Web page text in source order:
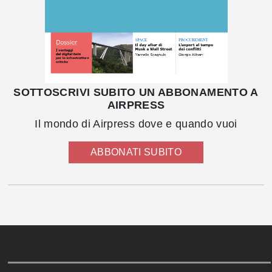
SOTTOSCRIVI SUBITO UN ABBONAMENTO A
AIRPRESS
Il mondo di Airpress dove e quando vuoi
ABBONATI SUBITO